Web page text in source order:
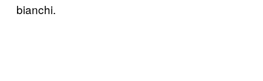
bianchi.